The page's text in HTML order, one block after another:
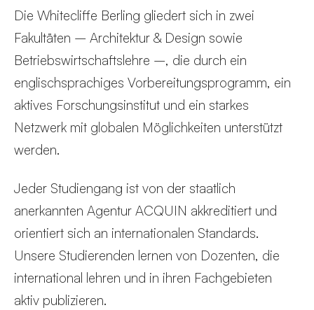
Die Whitecliffe Berling gliedert sich in zwei
Fakultäten – Architektur & Design sowie
Betriebswirtschaftslehre –, die durch ein
englischsprachiges Vorbereitungsprogramm, ein
aktives Forschungsinstitut und ein starkes
Netzwerk mit globalen Möglichkeiten unterstützt
werden.
Jeder Studiengang ist von der staatlich
anerkannten Agentur ACQUIN akkreditiert und
orientiert sich an internationalen Standards.
Unsere Studierenden lernen von Dozenten, die
international lehren und in ihren Fachgebieten
aktiv publizieren.